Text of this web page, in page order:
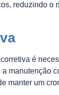
reduzindo
é
manutenção
manter um